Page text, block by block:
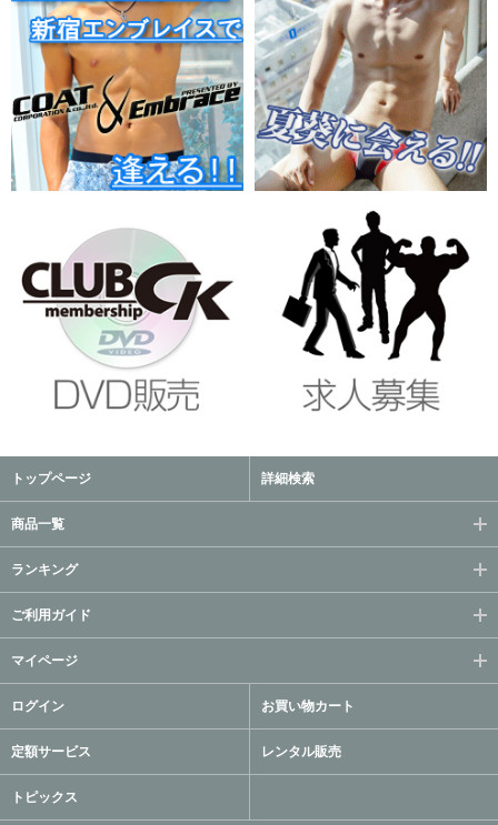
トップページ 詳細検索
商品一覧
ランキング
ご利用ガイド
マイページ
ログイン お買い物カート
定額サービス レンタル販売
トピックス